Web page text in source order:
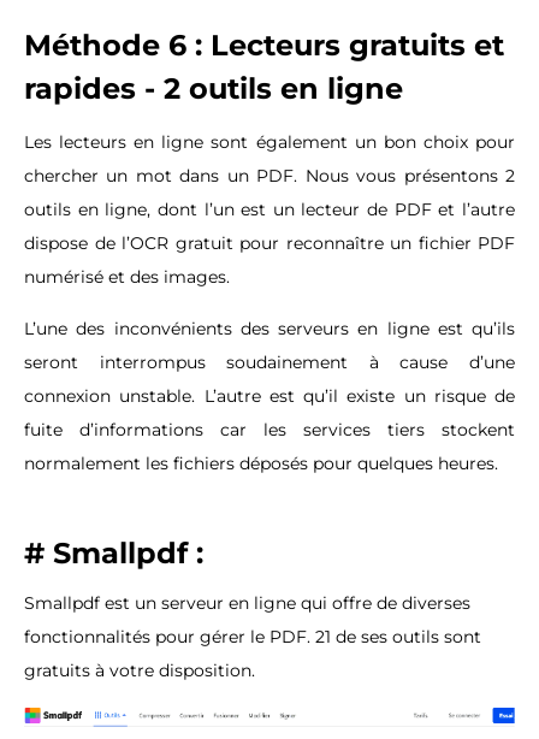
Méthode 6 : Lecteurs gratuits et
rapides - 2 outils en ligne
Les lecteurs en ligne sont également un bon choix pour
chercher un mot dans un PDF. Nous vous présentons 2
outils en ligne, dont l’un est un lecteur de PDF et l’autre
dispose de l’OCR gratuit pour reconnaître un fichier PDF
numérisé et des images.
L’une des inconvénients des serveurs en ligne est qu’ils
seront interrompus soudainement à cause d’une
connexion unstable. L’autre est qu’il existe un risque de
fuite d’informations car les services tiers stockent
normalement les fichiers déposés pour quelques heures.
# Smallpdf :
Smallpdf est un serveur en ligne qui offre de diverses
fonctionnalités pour gérer le PDF. 21 de ses outils sont
gratuits à votre disposition.